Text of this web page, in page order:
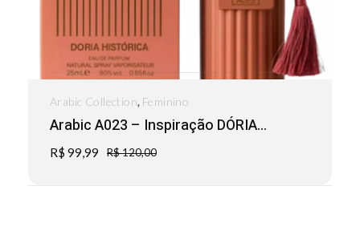
Arabic A023 – Inspiração DÓRIA...
R$ 99,99 R$120,00
Arabic Collection, Feminino